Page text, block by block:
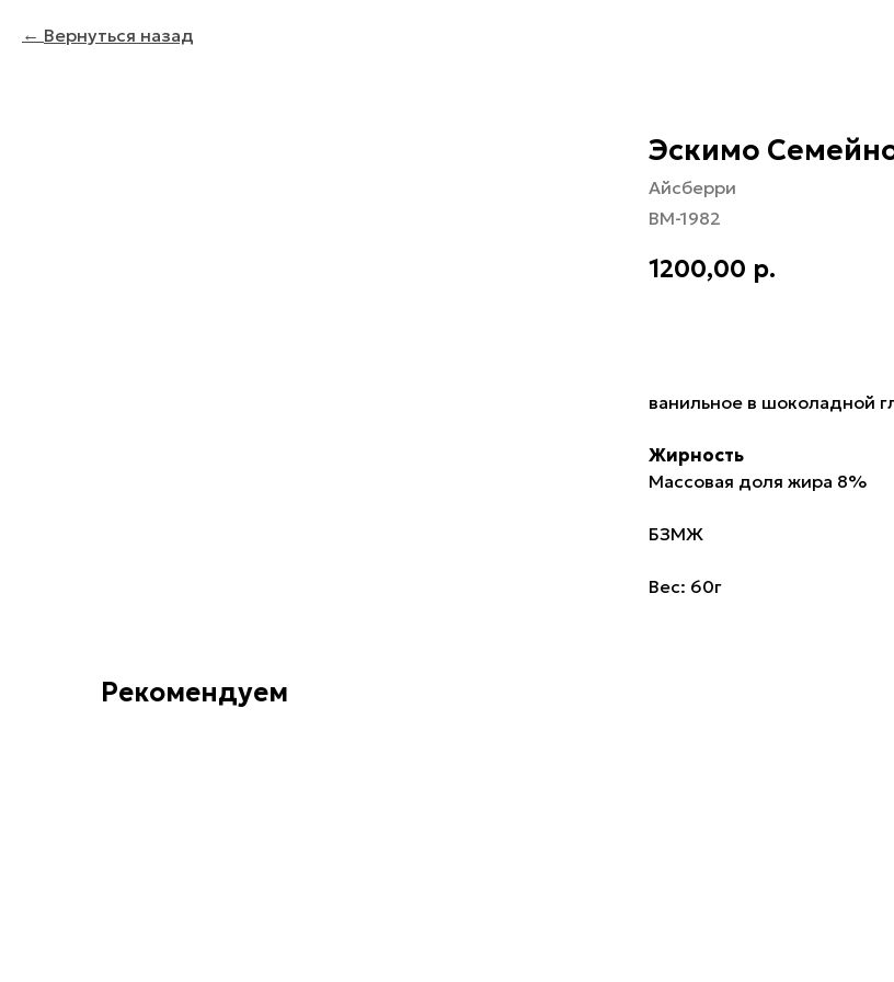
Вернуться назад
Эскимо
Айсберри
ВМ-1982
1200,00 р.
ванильное в шоколадной
Жирность
Массовая доля жира 8%
БЗМЖ
Вес: 60г
Рекомендуем